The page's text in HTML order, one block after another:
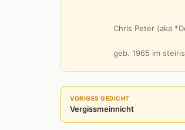
Chris Peter (aka
geb. 1965 im
VORIGES GEDICHT
Vergissmeinnicht